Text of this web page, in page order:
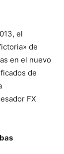
el
de
en el nuevo
de
FX